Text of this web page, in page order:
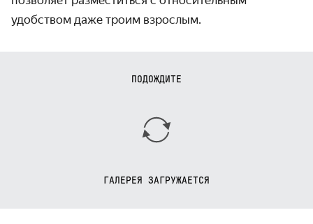
удобством даже троим взрослым.
ПОДОЖДИТЕ
ГАЛЕРЕЯ ЗАГРУЖАЕТСЯ